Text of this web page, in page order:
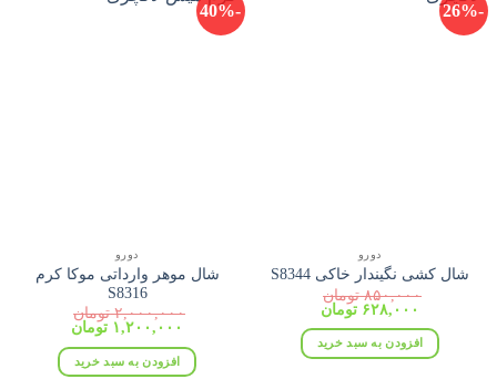
-26%
دورو
شال کشی نگیندار خاکی S8344
۸۵۰,۰۰۰ تومان
قیمت
اصلی:
۸۵۰,۰۰۰ تومان
بود.
۶۲۸,۰۰۰ تومان
۶۲۸,۰۰۰ تومان. افزودن به سبد خرید
-40%
دورو
شال موهر وارداتی موکا کرم
S8316
۲,۰۰۰,۰۰۰ تومان
قیمت
۲,۰۰۰,۰۰۰ تومان
بود.
۱,۲۰۰,۰۰۰ تومان
۱,۲۰۰,۰۰۰ تومان. افزودن به سبد خرید